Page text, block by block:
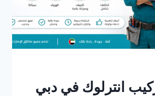
انترلوك في دبي